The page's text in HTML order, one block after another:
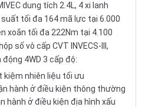
dung tích 2.4L, 4 xi lanh
tối đa 164 mã lực tại 6.000
xoắn tối đa 222Nm tại 4.100
số vô cấp CVT INVECS-III,
4WD 3 cấp độ:
kiệm nhiên liệu tối ưu
hành ở điều kiện thông thường
hành ở điều kiện địa hình xấu